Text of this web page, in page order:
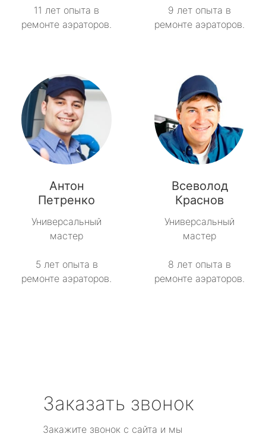
11 лет опыта в
ремонте аэраторов.
9 лет опыта в
ремонте аэраторов.
Антон
Петренко
Универсальный
мастер
5 лет опыта в
ремонте аэраторов.
Всеволод
Краснов
Универсальный
мастер
8 лет опыта в
ремонте аэраторов.
Заказать звонок
Закажите звонок с сайта и мы